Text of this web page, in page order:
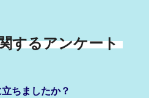
するアンケート
ちましたか？